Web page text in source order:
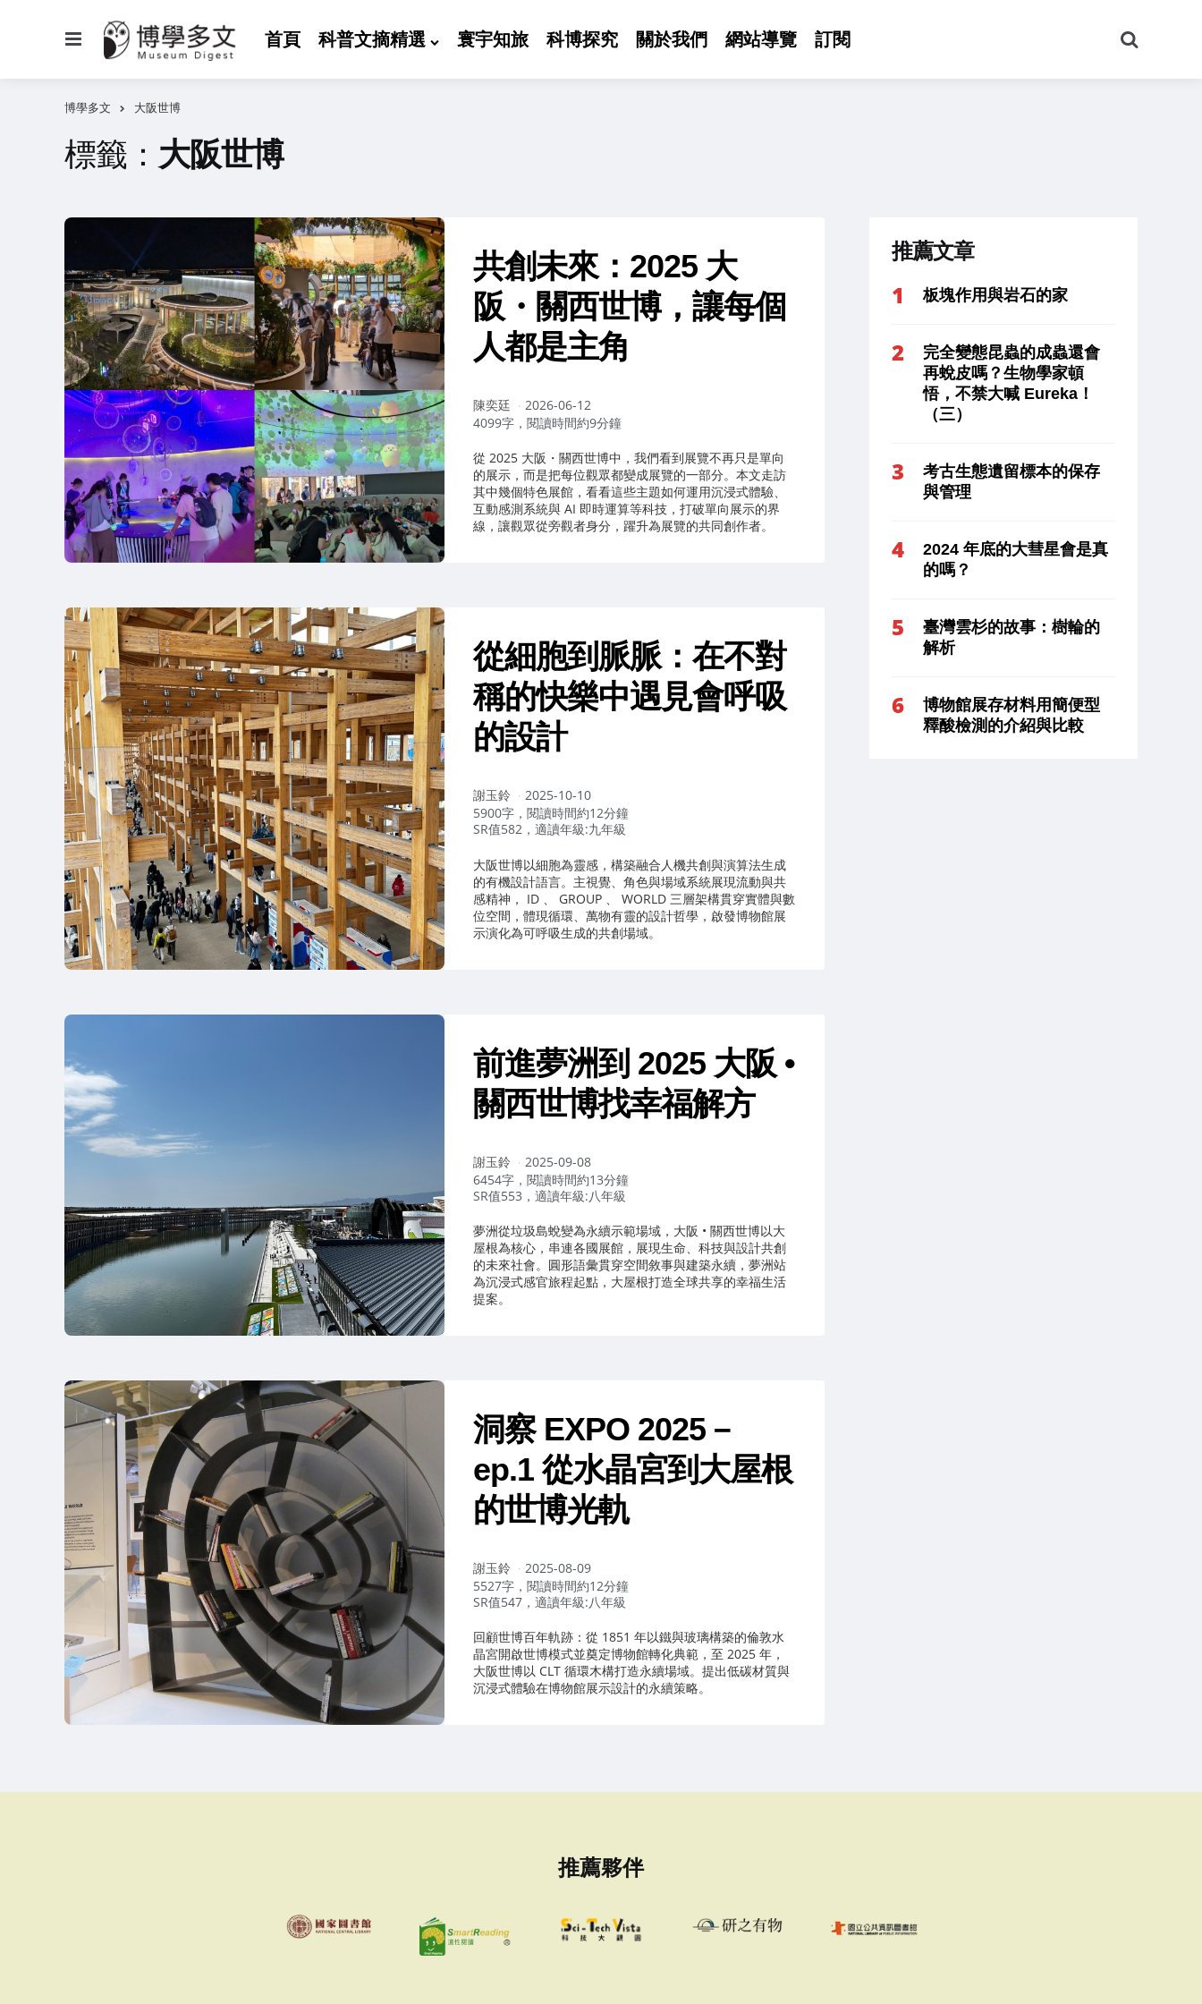
首頁 科普文摘精選 寰宇知旅 科博探究 關於我們 網站導覽 訂閱
尋
博學多文 大阪世博
標籤： 大阪世博
共創未來：2025 大
阪・關西世博，讓每個
人都是主角
作
者：
陳奕廷
2026-06-12
4099字，閱讀時間約9分鐘
從 2025 大阪・關西世博中，我們看到展覽不再只是單向
的展示，而是把每位觀眾都變成展覽的一部分。本文走訪
其中幾個特色展館，看看這些主題如何運用沉浸式體驗、
互動感測系統與 AI 即時運算等科技，打破單向展示的界
線，讓觀眾從旁觀者身分，躍升為展覽的共同創作者。
從細胞到脈脈：在不對
稱的快樂中遇見會呼吸
的設計
作
者：
謝玉鈴
2025-10-10
5900字，閱讀時間約12分鐘
SR值582，適讀年級:九年級
大阪世博以細胞為靈感，構築融合人機共創與演算法生成
的有機設計語言。主視覺、角色與場域系統展現流動與共
感精神， ID 、 GROUP 、 WORLD 三層架構貫穿實體與數
位空間，體現循環、萬物有靈的設計哲學，啟發博物館展
示演化為可呼吸生成的共創場域。
前進夢洲到 2025 大阪 •
關西世博找幸福解方
作
者：
謝玉鈴
2025-09-08
6454字，閱讀時間約13分鐘
SR值553，適讀年級:八年級
夢洲從垃圾島蛻變為永續示範場域，大阪 • 關西世博以大
屋根為核心，串連各國展館，展現生命、科技與設計共創
的未來社會。圓形語彙貫穿空間敘事與建築永續，夢洲站
為沉浸式感官旅程起點，大屋根打造全球共享的幸福生活
提案。
洞察 EXPO 2025－
ep.1 從水晶宮到大屋根
的世博光軌
作
者：
謝玉鈴
2025-08-09
5527字，閱讀時間約12分鐘
SR值547，適讀年級:八年級
回顧世博百年軌跡：從 1851 年以鐵與玻璃構築的倫敦水
晶宮開啟世博模式並奠定博物館轉化典範，至 2025 年，
大阪世博以 CLT 循環木構打造永續場域。提出低碳材質與
沉浸式體驗在博物館展示設計的永續策略。
推薦文章
板塊作用與岩石的家
完全變態昆蟲的成蟲還會
再蛻皮嗎？生物學家頓
悟，不禁大喊 Eureka！
（三）
考古生態遺留標本的保存
與管理
2024 年底的大彗星會是真
的嗎？
臺灣雲杉的故事：樹輪的
解析
博物館展存材料用簡便型
釋酸檢測的介紹與比較
推薦夥伴